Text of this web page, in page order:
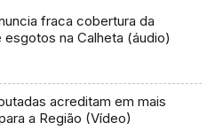
fraca cobertura da
esgotos na Calheta (áudio)
acreditam em mais
a Região (Vídeo)